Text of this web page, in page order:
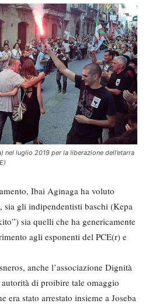
nel luglio 2019 per la liberazione dell’etarra
Ibai Aginaga ha voluto
gli indipendentisti baschi (Kepa
sia quelli che ha genericamente
agli esponenti del PCE(r) e
anche l’associazione Dignità
di proibire tale omaggio
era stato arrestato insieme a Joseba